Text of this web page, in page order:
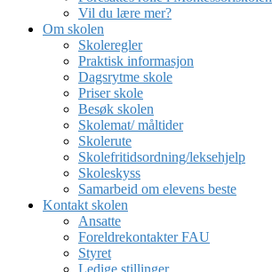
Vil du lære mer?
Om skolen
Skoleregler
Praktisk informasjon
Dagsrytme skole
Priser skole
Besøk skolen
Skolemat/ måltider
Skolerute
Skolefritidsordning/leksehjelp
Skoleskyss
Samarbeid om elevens beste
Kontakt skolen
Ansatte
Foreldrekontakter FAU
Styret
Ledige stillinger